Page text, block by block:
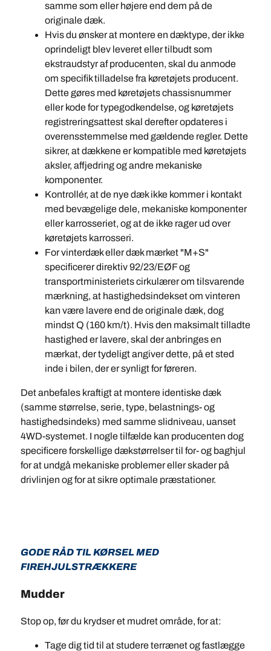
samme som eller højere end dem på de
originale dæk.
Hvis du ønsker at montere en dæktype, der ikke
oprindeligt blev leveret eller tilbudt som
ekstraudstyr af producenten, skal du anmode
om specifik tilladelse fra køretøjets producent.
Dette gøres med køretøjets chassisnummer
eller kode for typegodkendelse, og køretøjets
registreringsattest skal derefter opdateres i
overensstemmelse med gældende regler. Dette
sikrer, at dækkene er kompatible med køretøjets
aksler, affjedring og andre mekaniske
komponenter.
Kontrollér, at de nye dæk ikke kommer i kontakt
med bevægelige dele, mekaniske komponenter
eller karrosseriet, og at de ikke rager ud over
køretøjets karrosseri.
For vinterdæk eller dæk mærket "M+S"
specificerer direktiv 92/23/EØF og
transportministeriets cirkulærer om tilsvarende
mærkning, at hastighedsindekset om vinteren
kan være lavere end de originale dæk, dog
mindst Q (160 km/t). Hvis den maksimalt tilladte
hastighed er lavere, skal der anbringes en
mærkat, der tydeligt angiver dette, på et sted
inde i bilen, der er synligt for føreren.
Det anbefales kraftigt at montere identiske dæk
(samme størrelse, serie, type, belastnings- og
hastighedsindeks) med samme slidniveau, uanset
4WD-systemet. I nogle tilfælde kan producenten dog
specificere forskellige dækstørrelser til for- og baghjul
for at undgå mekaniske problemer eller skader på
drivlinjen og for at sikre optimale præstationer.
GODE RÅD TIL KØRSEL MED
FIREHJULSTRÆKKERE
Mudder
Stop op, før du krydser et mudret område, for at:
Tage dig tid til at studere terrænet og fastlægge